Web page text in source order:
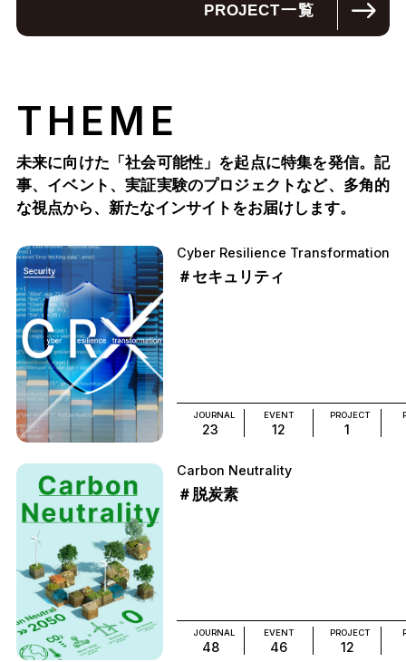
PROJECT一覧
THEME
未来に向けた「社会可能性」を起点に特集を発信。記
事、イベント、実証実験のプロジェクトなど、多角的
な視点から、新たなインサイトをお届けします。
Cyber Resilience Transformation
＃セキュリティ
JOURNAL
23
EVENT
12
PROJECT
1
Carbon Neutrality
＃脱炭素
JOURNAL
48
EVENT
46
PROJECT
12